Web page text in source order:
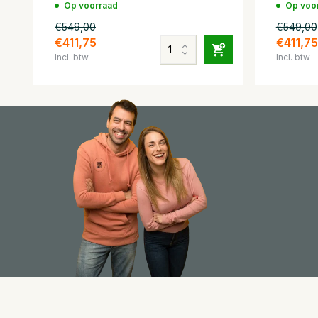
Op voorraad
€549,00
€411,75
Incl. btw
Op
€549,00
€411,75
Incl. btw